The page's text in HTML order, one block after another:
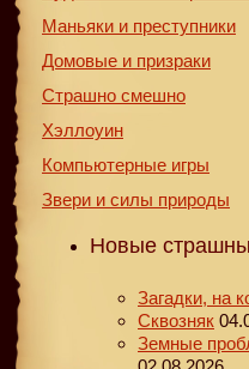
Маньяки и преступники
Домовые и призраки
Страшно смешно
Хэллоуин
Компьютерные игры
Звери и силы природы
Новые
Загадки, на
Сквозняк
Земные